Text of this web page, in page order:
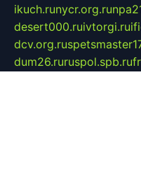
ikuch.runycr.org.ru
desert000.ruivtorgi.ru
dcv.org.ru
dum26.ruruspol.spb.ru